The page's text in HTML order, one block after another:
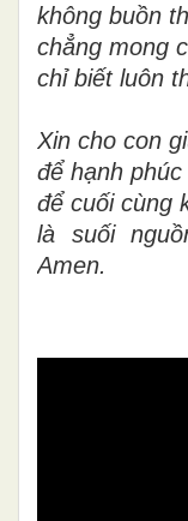
không buồn
chẳng mong
chỉ biết luôn
Xin cho con
để hạnh
để cuối cùng
là suối
Amen.